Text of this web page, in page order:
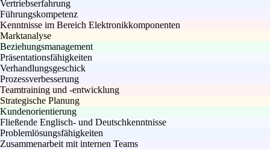
Vertriebserfahrung
Führungskompetenz
Kenntnisse im Bereich Elektronikkomponenten
Marktanalyse
Beziehungsmanagement
Präsentationsfähigkeiten
Verhandlungsgeschick
Prozessverbesserung
Teamtraining und -entwicklung
Strategische Planung
Kundenorientierung
Fließende Englisch- und Deutschkenntnisse
Problemlösungsfähigkeiten
Zusammenarbeit mit internen Teams